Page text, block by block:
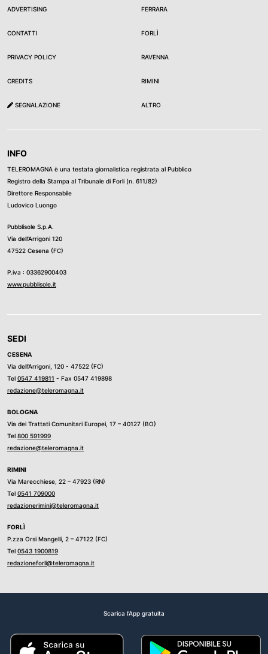
ADVERTISING
CONTATTI
PRIVACY POLICY
CREDITS
SEGNALAZIONE
FERRARA
FORLÌ
RAVENNA
RIMINI
ALTRO
INFO
TELEROMAGNA è una testata giornalistica registrata al Pubblico
Registro della Stampa al Tribunale di Forli (n. 611/82)
Direttore Responsabile
Ludovico Luongo
Pubblisole S.p.A.
Via dell’Arrigoni 120
47522 Cesena (FC)
P.iva : 03362900403
www.pubblisole.it
SEDI
CESENA
Via dell’Arrigoni, 120 - 47522 (FC)
Tel 0547 419811 - Fax 0547 419898
redazione@teleromagna.it
BOLOGNA
Via dei Trattati Comunitari Europei, 17 – 40127 (BO)
Tel 800 591999
redazione@teleromagna.it
RIMINI
Via Marecchiese, 22 – 47923 (RN)
Tel 0541 709000
redazionerimini@teleromagna.it
FORLÌ
P.zza Orsi Mangelli, 2 – 47122 (FC)
Tel 0543 1900819
redazioneforli@teleromagna.it
Scarica l'App gratuita